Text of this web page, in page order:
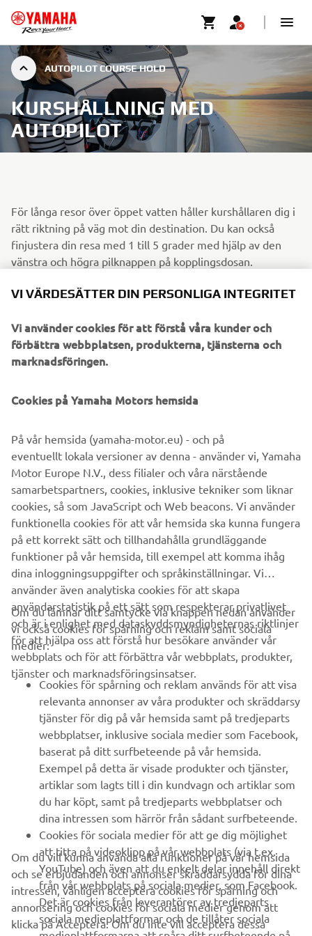
AUTOPILOT COURSE HOLD
KURSHÅLLNING MED
AUTOPILOT
För långa resor över öppet vatten håller kurshållaren dig i
rätt riktning på väg mot din destination. Du kan också
finjustera din resa med 1 till 5 grader med hjälp av den
vänstra och högra pilknappen på kopplingsdosan.
Kurshållning:håller fören i en förinställd kompassriktning,
back.
Mönsterstyrning:spiral eller sicksack är perfekt för dem
som vill koppla av i en viss del av småbåtshamnen, sjön
EX-styrspak. Mer specifikt kan du kontrollera
finjusteringarna av hastighet, kurs och riktning utan att
använda ratten eller gasreglagen.
1/5
FÖRETAG
B2B
UTFORSKA YAMAHA
FAQ & SUPPORT
NYHETSBREV
Bli först att ta del av de senaste erbjudandena, evenemangen,
nyheterna och mycket mer
PRENUMERERA
VI VÄRDESÄTTER DIN PERSONLIGA INTEGRITET
Vi använder cookies för att förstå våra kunder och
förbättra webbplatsen, produkterna, tjänsterna och
marknadsföringen.
Cookies på Yamaha Motors hemsida
På vår hemsida (yamaha-motor.eu) - och på
eventuellt lokala versioner av denna - använder vi, Yamaha
Motor Europe N.V., dess filialer och våra närstående
samarbetspartners, cookies, inklusive tekniker som liknar
cookies, så som JavaScript och Web beacons. Vi använder
funktionella cookies för att vår hemsida ska kunna fungera
på ett korrekt sätt och tillhandahålla grundläggande
funktioner på vår hemsida, till exempel att komma ihåg
dina inloggningsuppgifter och språkinställningar. Vi
använder även analytiska cookies för att skapa
användarstatistik på ett sätt som respekterar privatlivet
och är i enlighet med dataskyddsmyndigheternas riktlinjer
för att hjälpa oss att förstå hur besökare använder vår
webbplats och för att förbättra vår webbplats, produkter,
tjänster och marknadsföringsinsatser.
Om du lämnar ditt samtycke via knappen nedan använder
vi också cookies för spårning och reklam samt sociala
medier:
Cookies för spårning och reklam används för att visa
relevanta annonser av våra produkter och skräddarsy
tjänster för dig på vår hemsida samt på tredjeparts
webbplatser, inklusive sociala medier som Facebook,
baserat på ditt surfbeteende på vår hemsida.
Exempel på detta är visade produkter och tjänster,
artiklar som lagts till i din kundvagn och artiklar som
du har köpt, samt på tredjeparts webbplatser och
dina intressen som härrör från sådant surfbeteende.
Cookies för sociala medier för att ge dig möjlighet
att titta på videoklipp på vår webbplats (via t.ex.
YouTube) och även att du enkelt delar innehåll direkt
från vår webbplats på sociala medier, som Facebook.
Det är cookies från leverantörer av tredjeparts
sociala medieplattformar och de tillåter sociala
Om du vill kunna använda alla funktioner på vår hemsida
och se erbjudanden och annonser skräddarsydda för dina
intressen, vänligen acceptera cookies för spårning och
annonsering och cookies för sociala medier genom att
klicka på Acceptera. Om du inte vill acceptera dessa